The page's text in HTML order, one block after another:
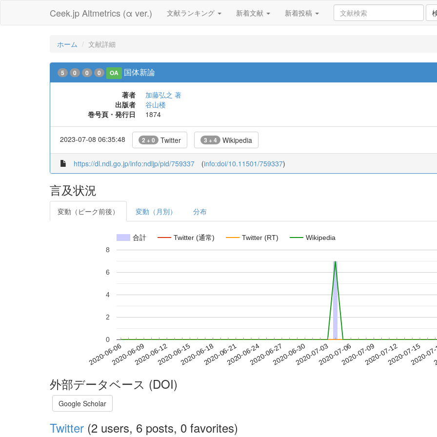
Ceek.jp Altmetrics (α ver.) 文献ランキング 新着文献 新着投稿
ホーム 文献詳細
5 0 0 0 OA 国体新論
著者
加藤弘之 著
出版者
谷山楼
巻号頁・発行日
1874
2023-07-08 06:35:48 2 + 0 Twitter 3 + 4 Wikipedia
https://dl.ndl.go.jp/info:ndljp/pid/759337 (info:doi/10.11501/759337)
言及状況
変動（ピーク前後） 変動（月別） 分布
合計 Twitter (通常) Twitter (RT) Wikipedia
2020-06-062020-06-092020-06-122020-06-152020-06-182020-06-212020-06-242020-06-272020-06-302020-07-032020-07-062020-07-092020-07-122020-07-15
2020-
0
2
4
6
8
外部データベース (DOI)
Google Scholar
Twitter (2 users, 6 posts, 0 favorites)